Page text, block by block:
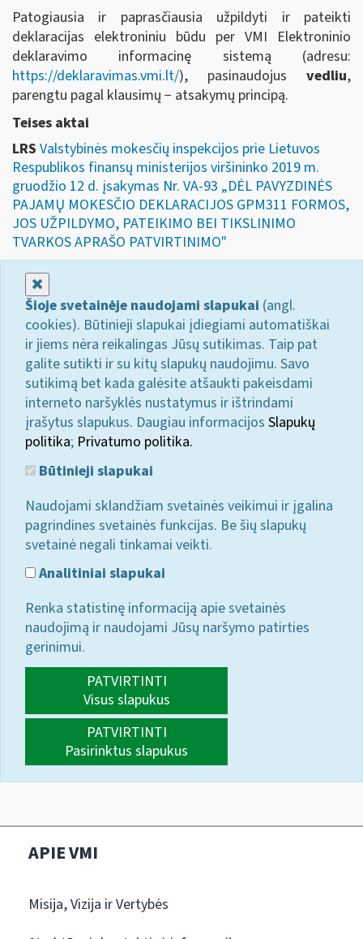
Patogiausia ir paprasčiausia užpildyti ir pateikti
deklaracijas elektroniniu būdu per VMI Elektroninio
deklaravimo informacinę sistemą (adresu:
https://deklaravimas.vmi.lt/), pasinaudojus vedliu,
parengtu pagal klausimų − atsakymų principą.
Teises aktai
LRS Valstybinės mokesčių inspekcijos prie Lietuvos
Respublikos finansų ministerijos viršininko 2019 m.
gruodžio 12 d. įsakymas Nr. VA-93 „DĖL PAVYZDINĖS
PAJAMŲ MOKESČIO DEKLARACIJOS GPM311 FORMOS,
JOS UŽPILDYMO, PATEIKIMO BEI TIKSLINIMO
TVARKOS APRAŠO PATVIRTINIMO"
Šioje svetainėje naudojami slapukai (angl.
cookies). Būtinieji slapukai įdiegiami automatiškai
ir jiems nėra reikalingas Jūsų sutikimas. Taip pat
galite sutikti ir su kitų slapukų naudojimu. Savo
sutikimą bet kada galėsite atšaukti pakeisdami
interneto naršyklės nustatymus ir ištrindami
įrašytus slapukus. Daugiau informacijos Slapukų
politika; Privatumo politika.
Būtinieji slapukai
Naudojami sklandžiam svetainės veikimui ir įgalina
pagrindines svetainės funkcijas. Be šių slapukų
svetainė negali tinkamai veikti.
Analitiniai slapukai
Renka statistinę informaciją apie svetainės
naudojimą ir naudojami Jūsų naršymo patirties
gerinimui.
PATVIRTINTI
Visus slapukus
PATVIRTINTI
Pasirinktus slapukus
APIE VMI
Misija, Vizija ir Vertybės